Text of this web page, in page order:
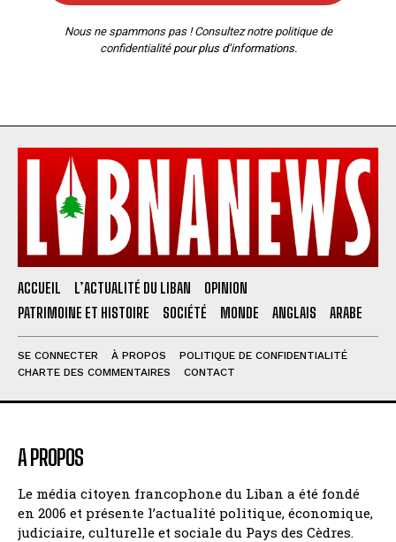
Nous ne spammons pas ! Consultez notre politique de
confidentialitépour plus d’informations.
ACCUEIL L’ACTUALITÉ DU LIBAN
OPINION
PATRIMOINE ET HISTOIRE
SOCIÉTÉ MONDE ANGLAIS ARABE
SE CONNECTER À PROPOS
POLITIQUE DE CONFIDENTIALITÉ
CHARTE DES COMMENTAIRES
CONTACT
A PROPOS
Le média citoyen francophone du Liban a été fondé
en 2006 et présente l’actualité politique, économique,
judiciaire, culturelle et sociale du Pays des Cèdres.